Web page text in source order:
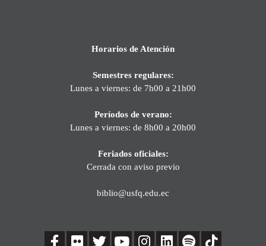
Horarios de Atención
Semestres regulares:
Lunes a viernes: de 7h00 a 21h00
Períodos de verano:
Lunes a viernes: de 8h00 a 20h00
Feriados oficiales:
Cerrada con aviso previo
biblio@usfq.edu.ec